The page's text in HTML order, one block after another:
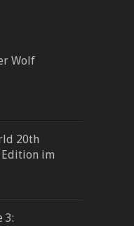
Wolf
20th
im
3: